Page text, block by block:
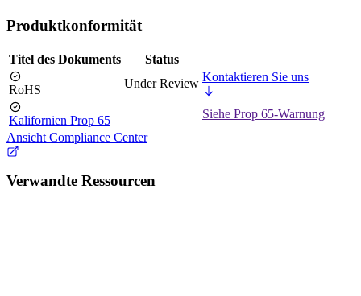
Produktkonformität
Titel des Dokuments Status
RoHS Under Review Kontaktieren Sie uns
Kalifornien Prop 65
Siehe Prop 65-Warnung
Ansicht Compliance Center
Verwandte Ressourcen